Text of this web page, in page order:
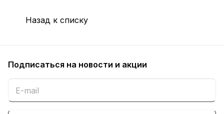
Назад к списку
Подписаться на новости и акции